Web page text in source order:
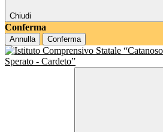
Chiudi
Conferma
Annulla Conferma